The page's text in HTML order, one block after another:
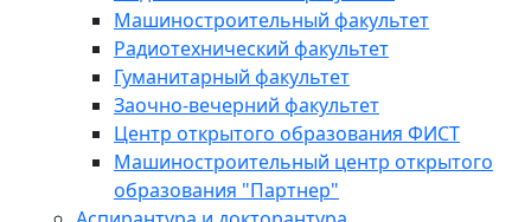
Машиностроительный факультет
Радиотехнический факультет
Гуманитарный факультет
Заочно-вечерний факультет
Центр открытого образования ФИСТ
Машиностроительный центр открытого
образования "Партнер"